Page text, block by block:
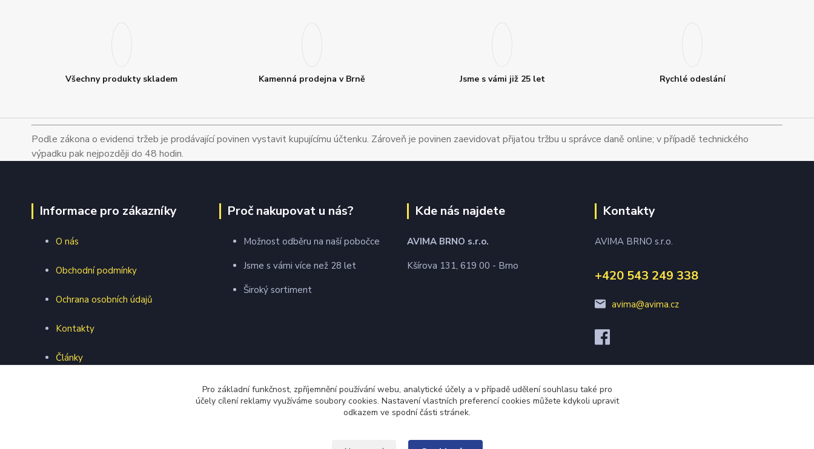
Všechny produkty skladem Kamenná prodejna v Brně Jsme s vámi již 25 let Rychlé odeslání
Podle zákona o evidenci tržeb je prodávající povinen vystavit kupujícímu účtenku. Zároveň je povinen zaevidovat přijatou tržbu u správce daně online; v případě technického
výpadku pak nejpozději do 48 hodin.
Informace pro zákazníky
O nás
Obchodní podmínky
Ochrana osobních údajů
Kontakty
Články
Proč nakupovat u nás?
Možnost odběru na naší pobočce
Jsme s vámi více než 28 let
Široký sortiment
Kde nás najdete
AVIMA BRNO s.r.o.
Kšírova 131, 619 00 - Brno
Kontakty
AVIMA BRNO s.r.o.
+420 543 249 338
avima@avima.cz
Pro základní funkčnost, zpříjemnění používání webu, analytické účely a v případě udělení souhlasu také pro
účely cílení reklamy využíváme soubory cookies. Nastavení vlastních preferencí cookies můžete kdykoli upravit
odkazem ve spodní části stránek.